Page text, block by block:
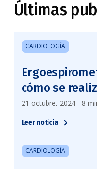
Últimas
CARDIOLOGÍA
cómo se
21 octubre, 2024 - 8
Leer noticia
CARDIOLOGÍA